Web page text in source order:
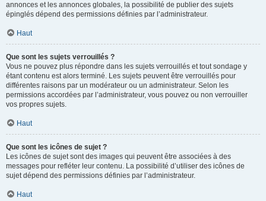
annonces et les annonces globales, la possibilité de publier des sujets
épinglés dépend des permissions définies par l’administrateur.
Haut
Que sont les sujets verrouillés ?
Vous ne pouvez plus répondre dans les sujets verrouillés et tout sondage y
étant contenu est alors terminé. Les sujets peuvent être verrouillés pour
différentes raisons par un modérateur ou un administrateur. Selon les
permissions accordées par l’administrateur, vous pouvez ou non verrouiller
vos propres sujets.
Haut
Que sont les icônes de sujet ?
Les icônes de sujet sont des images qui peuvent être associées à des
messages pour refléter leur contenu. La possibilité d’utiliser des icônes de
sujet dépend des permissions définies par l’administrateur.
Haut